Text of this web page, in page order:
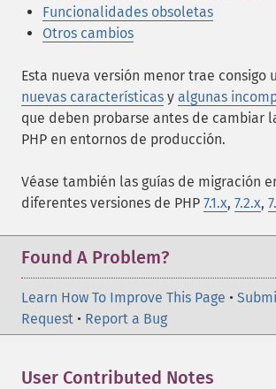
Funcionalidades obsoletas
Otros cambios
Esta nueva versión menor trae consigo
nuevas características y algunas
que deben probarse antes de cambiar
PHP en entornos de producción.
Véase también las guías de migración
diferentes versiones de PHP 7.1.x, 7.2.x,
Found A Problem?
Learn How To Improve This Page •
Request • Report a Bug
User Contributed Notes